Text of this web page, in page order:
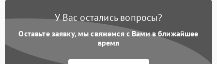
У Вас остались вопросы?
Оставьте заявку, мы свяжемся с Вами в ближайшее
время